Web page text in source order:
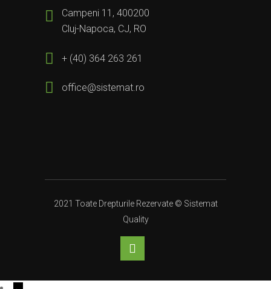
Campeni 11, 400200
Cluj-Napoca, CJ, RO
+ (40) 364 263 261
office@sistemat.ro
2021 Toate Drepturile Rezervate © Sistemat
Quality